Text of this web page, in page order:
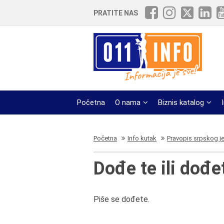
PRATITE NAS
Početna O nama Biznis katalog
Početna Info kutak Pravopis srpskog
Dođe te ili
Piše se dođete.